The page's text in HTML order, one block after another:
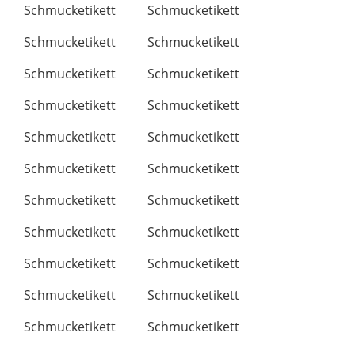
Schmucketikett
Schmucketikett
Schmucketikett
Schmucketikett
Schmucketikett
Schmucketikett
Schmucketikett
Schmucketikett
Schmucketikett
Schmucketikett
Schmucketikett
Schmucketikett
Schmucketikett
Schmucketikett
Schmucketikett
Schmucketikett
Schmucketikett
Schmucketikett
Schmucketikett
Schmucketikett
Schmucketikett
Schmucketikett